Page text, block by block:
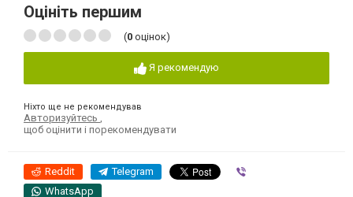
Оцініть першим
(0 оцінок)
Я рекомендую
Ніхто ще не рекомендував
Авторизуйтесь
щоб оцінити і порекомендувати
Reddit Telegram
WhatsApp